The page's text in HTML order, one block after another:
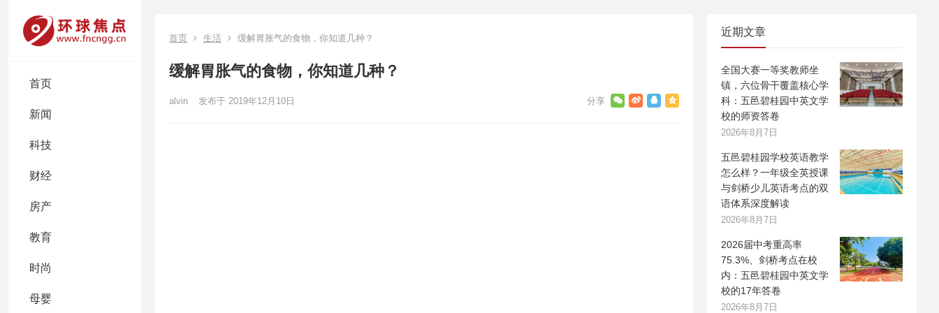
首页
新闻
科技
财经
房产
教育
时尚
母婴
首页 生活 缓解胃胀气的食物，你知道几种？
缓解胃胀气的食物，你知道几种？
alvin 发布于 2019年12月10日
近期文章
全国大赛一等奖教师坐
镇，六位骨干覆盖核心学
科：五邑碧桂园中英文学
校的师资答卷
2026年8月7日
五邑碧桂园学校英语教学
怎么样？一年级全英授课
与剑桥少儿英语考点的双
语体系深度解读
2026年8月7日
2026届中考重高率
75.3%、剑桥考点在校
内：五邑碧桂园中英文学
校的17年答卷
2026年8月7日